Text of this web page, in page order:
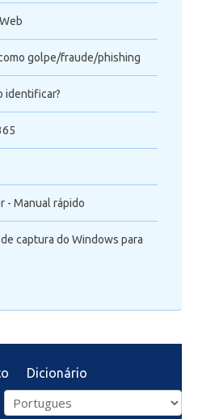
golpe/fraude/phishing
identificar?
- Manual rápido
captura do Windows para
Dicionário